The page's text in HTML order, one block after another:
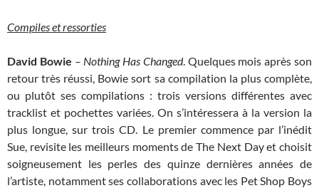
Compiles et ressorties
David Bowie – Nothing Has Changed. Quelques mois après son
retour très réussi, Bowie sort sa compilation la plus complète,
ou plutôt ses compilations : trois versions différentes avec
tracklist et pochettes variées. On s’intéressera à la version la
plus longue, sur trois CD. Le premier commence par l’inédit
Sue, revisite les meilleurs moments de The Next Day et choisit
soigneusement les perles des quinze dernières années de
l’artiste, notamment ses collaborations avec les Pet Shop Boys